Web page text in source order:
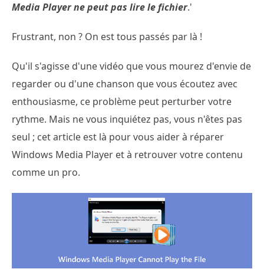
Media Player ne peut pas lire le fichier.'
Frustrant, non ? On est tous passés par là !
Qu'il s'agisse d'une vidéo que vous mourez d'envie de
regarder ou d'une chanson que vous écoutez avec
enthousiasme, ce problème peut perturber votre
rythme. Mais ne vous inquiétez pas, vous n'êtes pas
seul ; cet article est là pour vous aider à réparer
Windows Media Player et à retrouver votre contenu
comme un pro.